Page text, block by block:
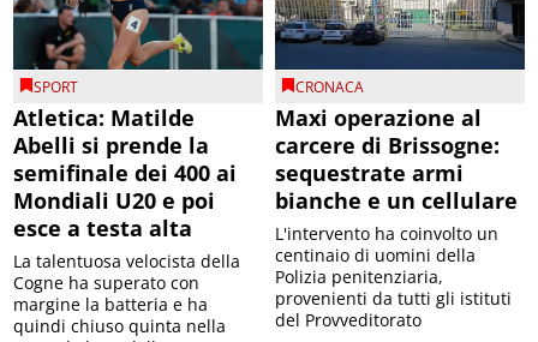
SPORT
Atletica: Matilde
Abelli si prende la
semifinale dei 400 ai
Mondiali U20 e poi
esce a testa alta
La talentuosa velocista della
Cogne ha superato con
margine la batteria e ha
quindi chiuso quinta nella
CRONACA
Maxi operazione al
carcere di Brissogne:
sequestrate armi
bianche e un cellulare
L'intervento ha coinvolto un
centinaio di uomini della
Polizia penitenziaria,
provenienti da tutti gli istituti
del Provveditorato